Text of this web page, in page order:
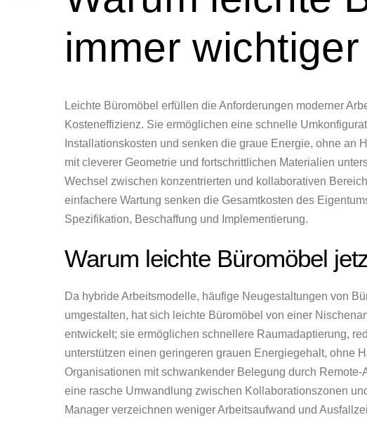
immer
Leichte Büromöbel erfüllen die Anforderungen moderner
Kosteneffizienz. Sie ermöglichen eine schnelle
Installationskosten und senken die graue Energie, ohne an
mit cleverer Geometrie und fortschrittlichen Materialien
Wechsel zwischen konzentrierten und kollaborativen
einfachere Wartung senken die Gesamtkosten des
Spezifikation, Beschaffung und Implementierung.
Warum leichte Büromöbel
Da hybride Arbeitsmodelle, häufige Neugestaltungen von
umgestalten, hat sich leichte Büromöbel von einer
entwickelt; sie ermöglichen schnellere Raumadaptierung,
unterstützen einen geringeren grauen Energiegehalt, ohne
Organisationen mit schwankender Belegung durch
eine rasche Umwandlung zwischen Kollaborationszonen
Manager verzeichnen weniger Arbeitsaufwand und